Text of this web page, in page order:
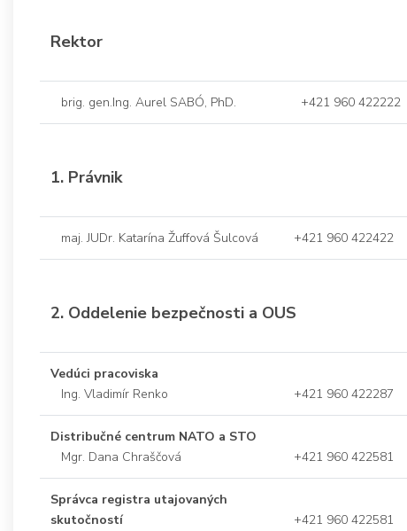
Rektor
brig. gen.Ing. Aurel SABÓ, PhD. +421 960 422222
1. Právnik
maj. JUDr. Katarína Žuffová Šulcová +421 960 422422
2. Oddelenie bezpečnosti a OUS
Vedúci pracoviska
Ing. Vladimír Renko
+421 960 422287
Distribučné centrum NATO a STO
Mgr. Dana Chraščová
+421 960 422581
Správca registra utajovaných
skutočností
+421 960 422581